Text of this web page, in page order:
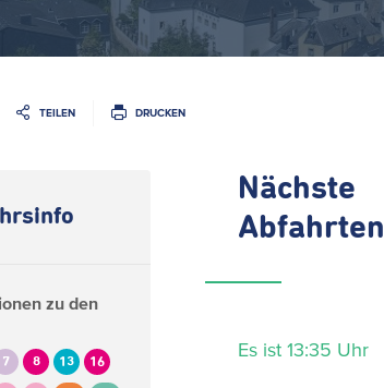
TEILEN DRUCKEN
zu den
7 8 13 16
Nächste
Abfahrten
Es ist 13:35 Uhr